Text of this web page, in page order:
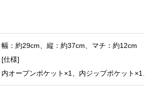
幅：約29cm、縦：約37cm、マチ：約12cm
[仕様]
内オープンポケット×1、内ジップポケット×1、